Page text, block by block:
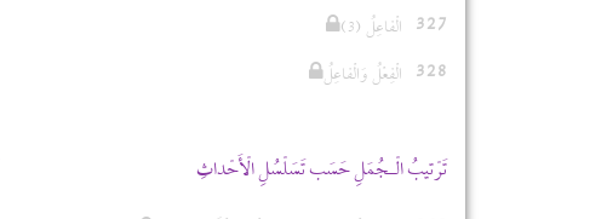
327 (3) الْفاعِلُ
328 الْفِعْلُ وَالْفاعِلُ
تَرْتيبُ الْـجُمَلِ حَسَب تَسَلْسُلِ الْأَحْداثِ